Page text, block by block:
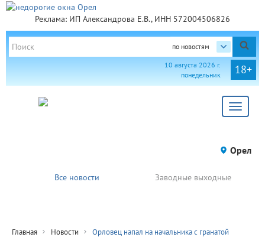
Реклама: ИП Александрова Е.В., ИНН 572004506826
по новостям
18+
10 августа 2026 г.
понедельник
Toggle
Орел
Все новости Заводные выходные
Главная Новости Орловец напал на начальника с гранатой